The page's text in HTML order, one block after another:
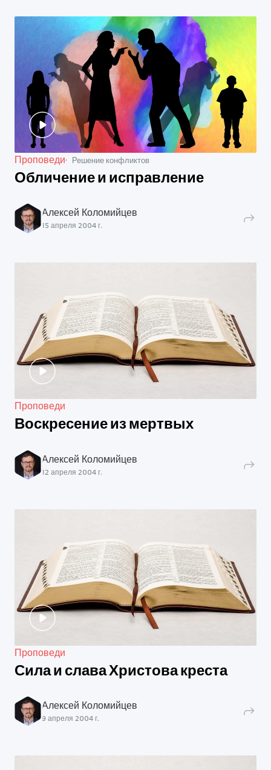
Проповеди Решение конфликтов
Обличение и исправление
Алексей Коломийцев
15 апреля 2004 г.
Проповеди
Воскресение из мертвых
Алексей Коломийцев
12 апреля 2004 г.
Проповеди
Сила и слава Христова креста
Алексей Коломийцев
9 апреля 2004 г.